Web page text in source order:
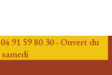
91 59 80 30 - Ouvert du